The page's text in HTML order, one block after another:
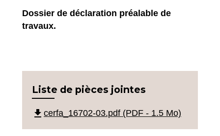
Dossier de déclaration préalable de
travaux.
Liste de pièces jointes
file_download cerfa_16702-03.pdf (PDF - 1.5 Mo)